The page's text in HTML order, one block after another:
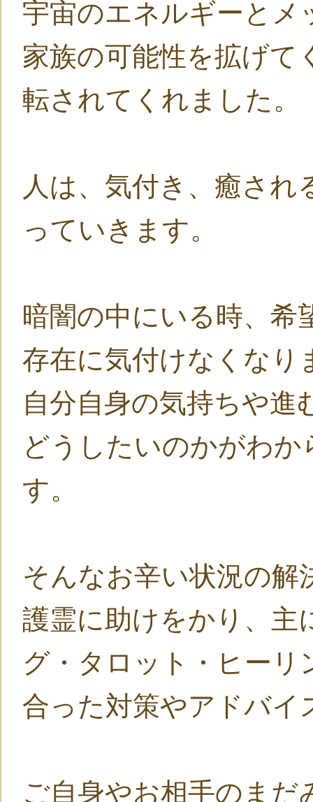
宇宙のエネルギーとメ
家族の可能性を拡げて
転されてくれました。
人は、気付き、癒さ
っていきます。
暗闇の中にいる時、希
存在に気付けなくなり
自分自身の気持ちや進
どうしたいのかがわ
す。
そんなお辛い状況の解
護霊に助けをかり、主
グ・タロット・ヒーリ
合った対策やアドバイ
ご自身やお相手のまだ